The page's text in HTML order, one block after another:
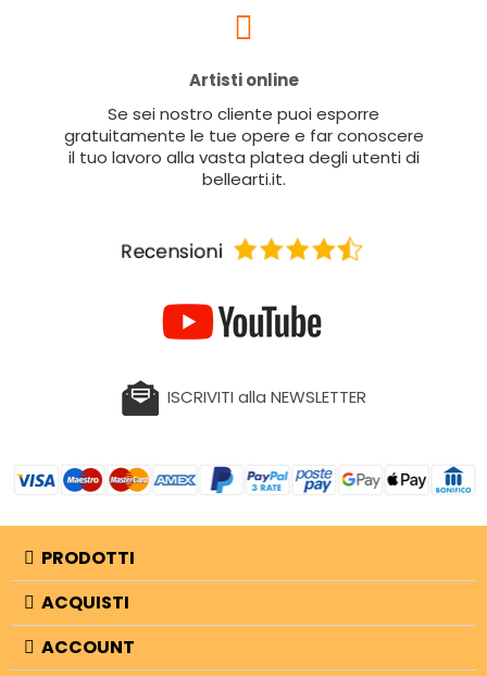
Artisti online
Se sei nostro cliente puoi esporre
gratuitamente le tue opere e far conoscere
il tuo lavoro alla vasta platea degli utenti di
bellearti.it.
ISCRIVITI alla NEWSLETTER
PRODOTTI
ACQUISTI
ACCOUNT